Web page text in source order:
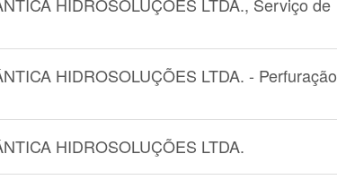
HIDROSOLUÇÕES LTDA. - Perfuração
HIDROSOLUÇÕES LTDA.